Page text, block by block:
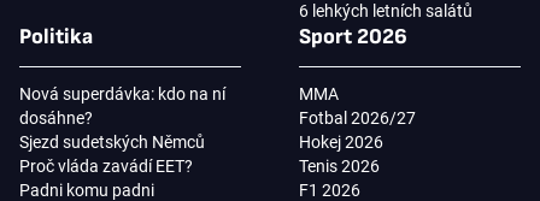
6 lehkých letních salátů
Politika
Nová superdávka: kdo na ní
dosáhne?
Sjezd sudetských Němců
Proč vláda zavádí EET?
Padni komu padni
Sport 2026
MMA
Fotbal 2026/27
Hokej 2026
Tenis 2026
F1 2026